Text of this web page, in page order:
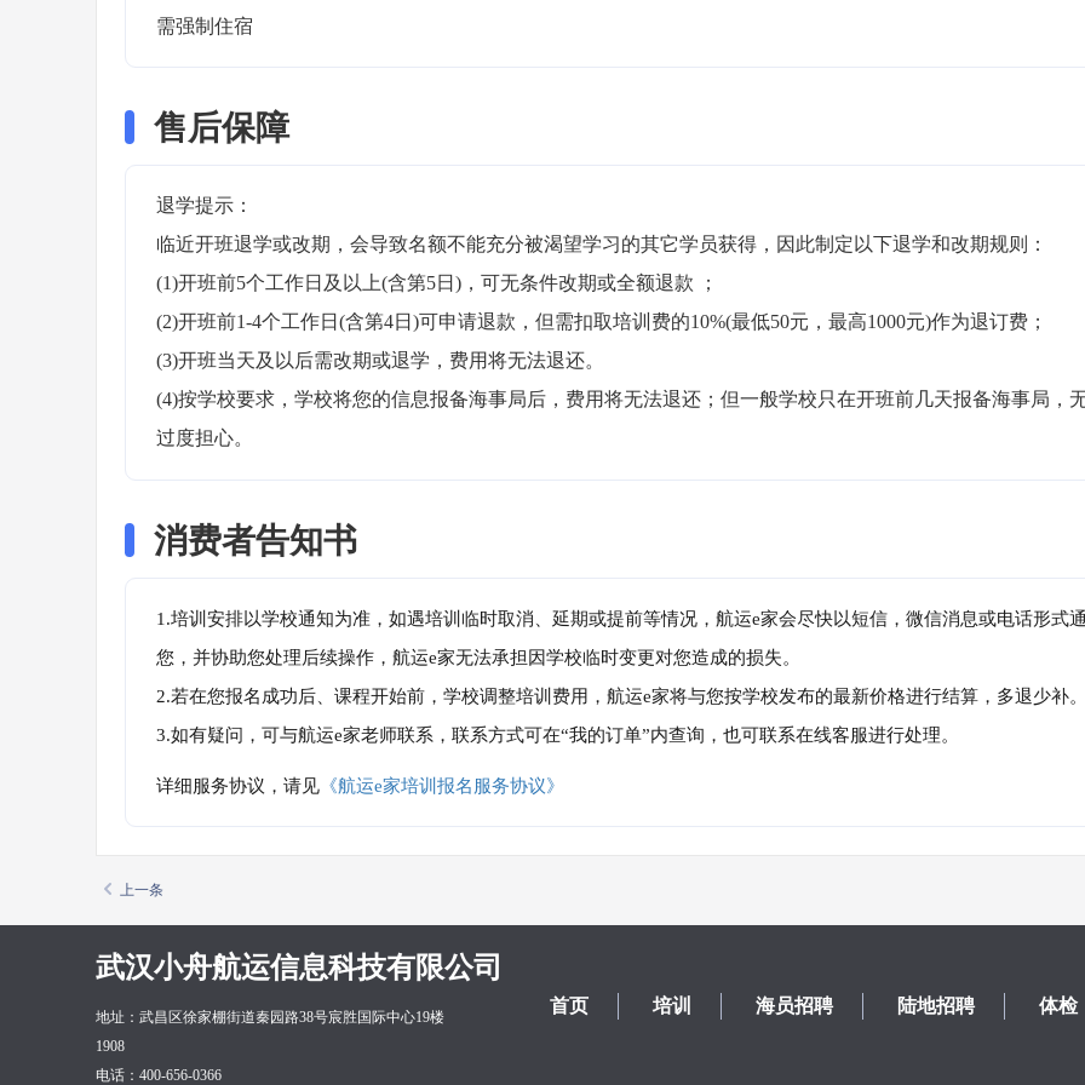
需强制住宿
售后保障
退学提示：
临近开班退学或改期，会导致名额不能充分被渴望学习的其它学员获得，因此制定以下退学和改期规则：
(1)开班前5个工作日及以上(含第5日)，可无条件改期或全额退款 ；
(2)开班前1-4个工作日(含第4日)可申请退款，但需扣取培训费的10%(最低50元，最高1000元)作为退订费；
(3)开班当天及以后需改期或退学，费用将无法退还。
(4)按学校要求，学校将您的信息报备海事局后，费用将无法退还；但一般学校只在开班前几天报备海事局，
过度担心。
消费者告知书
1.培训安排以学校通知为准，如遇培训临时取消、延期或提前等情况，航运e家会尽快以短信，微信消息或电话形式
您，并协助您处理后续操作，航运e家无法承担因学校临时变更对您造成的损失。
2.若在您报名成功后、课程开始前，学校调整培训费用，航运e家将与您按学校发布的最新价格进行结算，多退少补
3.如有疑问，可与航运e家老师联系，联系方式可在“我的订单”内查询，也可联系在线客服进行处理。
详细服务协议，请见 《航运e家培训报名服务协议》
上一条
武汉小舟航运信息科技有限公司
首页 培训 海员招聘 陆地招聘 体检
地址：武昌区徐家棚街道秦园路38号宸胜国际中心19楼
1908
电话：400-656-0366